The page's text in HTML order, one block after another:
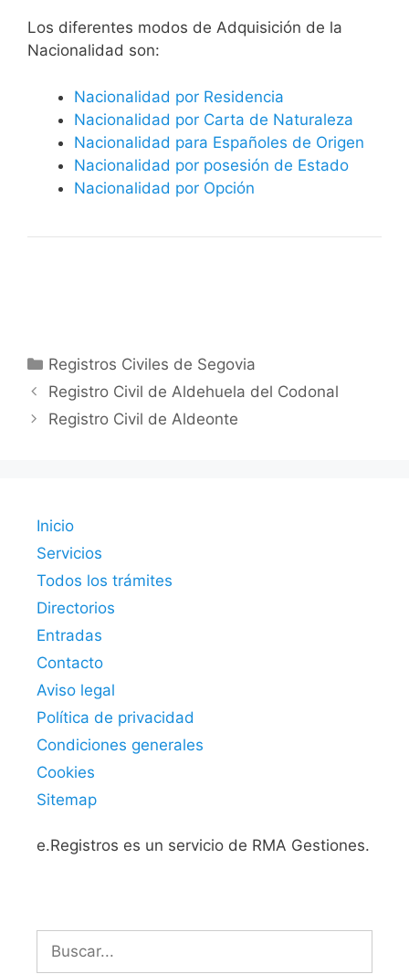
​​​Los diferentes modos de Adquisición de la
Nacionalidad son:
Nacionalidad por Residencia
Nacionalidad por Carta de Naturaleza
Nacionalidad para Españoles de Origen
Nacionalidad por posesión de Estado
Nacionalidad por Opción
Categorías
Registros Civiles de Segovia
Registro Civil de Aldehuela del Codonal
Registro Civil de Aldeonte
Inicio
Servicios
Todos los trámites
Directorios
Entradas
Contacto
Aviso legal
Política de privacidad
Condiciones generales
Cookies
Sitemap
e.Registros es un servicio de RMA Gestiones.
Buscar: